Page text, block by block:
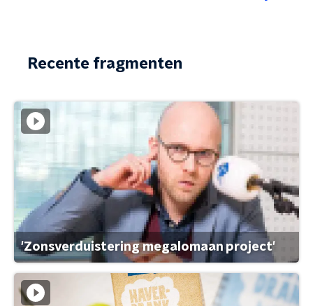
Recente fragmenten
'Zonsverduistering megalomaan project'